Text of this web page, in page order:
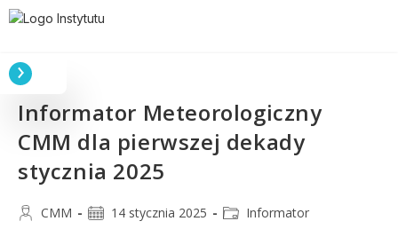
Informator Meteorologiczny
CMM dla pierwszej dekady
stycznia 2025
CMM 14 stycznia 2025 Informator